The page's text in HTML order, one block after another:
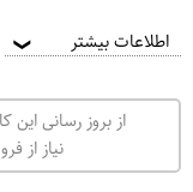
اطلاعات بیشتر ❯
از بروز رسانی
نیاز از